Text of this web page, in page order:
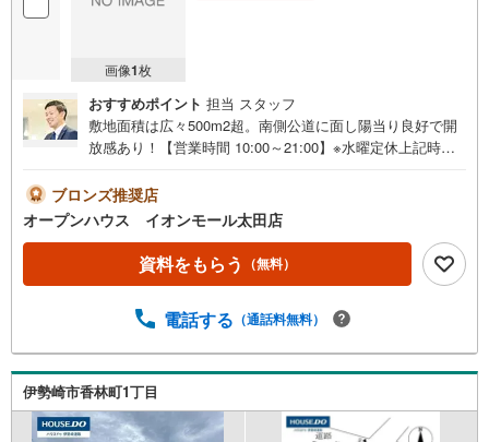
画像1枚
おすすめポイント 担当 スタッフ
敷地面積は広々500m2超。南側公道に面し陽当り良好で開
放感あり！【営業時間 10:00～21:00】※水曜定休上記時間
連絡ください！現地を見学される場合は「室内・現地を見
学する（無料）」ボタンよりご希望の日時をご記入いただ
けますとスムーズにご案内が可能です。◎現地のご案内に
ついて・平日や夜遅い時間帯もご案内が可能 ※定休日を除
く・経験豊富なスタッフが物件詳細を丁寧にご説明いたし
します。・チャイルドシートのご用意ございます。◎個別F
大歓迎です！年間8000棟以上の限定物件を発表しているオ
ープンハウスだから出会える物件が多数ございます。ぜひ
お気軽にご連絡・ご相談ください！※限定物件:当社のみ、
ブロンズ推奨店
オープンハウス イオンモール太田店
資料をもらう （無料）
電話する （通話料無料）
伊勢崎市香林町1丁目